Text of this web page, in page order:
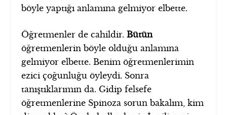
böyle yaptığı anlamına gelmiyor elbette.
Öğretmenler de cahildir.Bütün
öğretmenlerin böyle olduğu anlamına
gelmiyor elbette. Benim öğretmenlerimin
ezici çoğunluğu öyleydi. Sonra
tanıştıklarımın da. Gidip felsefe
öğretmenlerine Spinoza sorun bakalım, kim